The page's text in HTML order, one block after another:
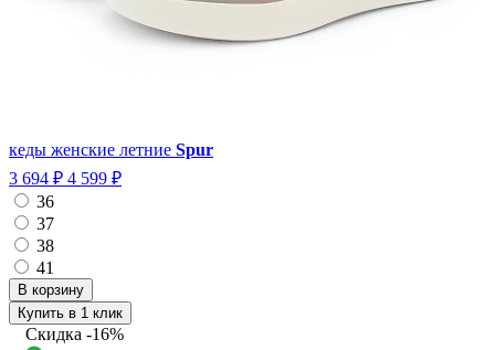
кеды женские летние Spur
3 694 ₽ 4 599 ₽
36
37
38
41
Купить в 1 клик
Скидка -16%